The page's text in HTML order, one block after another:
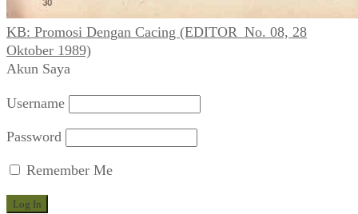
KB: Promosi Dengan Cacing (EDITOR_No. 08, 28
Oktober 1989)
Akun Saya
Username
Password
Remember Me